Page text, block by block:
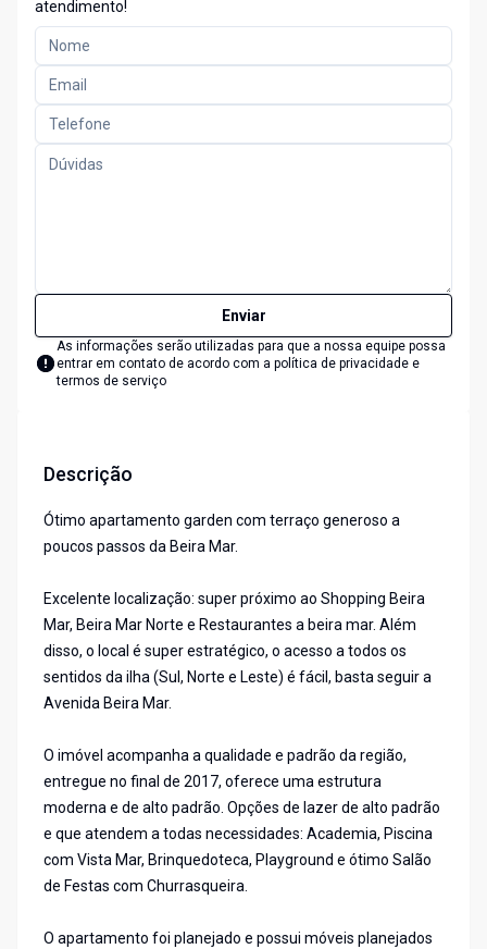
atendimento!
Enviar
As informações serão utilizadas para que a nossa equipe possa
entrar em contato de acordo com a política de privacidade e
termos de serviço
Descrição
Ótimo apartamento garden com terraço generoso a
poucos passos da Beira Mar.
Excelente localização: super próximo ao Shopping Beira
Mar, Beira Mar Norte e Restaurantes a beira mar. Além
disso, o local é super estratégico, o acesso a todos os
sentidos da ilha (Sul, Norte e Leste) é fácil, basta seguir a
Avenida Beira Mar.
O imóvel acompanha a qualidade e padrão da região,
entregue no final de 2017, oferece uma estrutura
moderna e de alto padrão. Opções de lazer de alto padrão
e que atendem a todas necessidades: Academia, Piscina
com Vista Mar, Brinquedoteca, Playground e ótimo Salão
de Festas com Churrasqueira.
O apartamento foi planejado e possui móveis planejados